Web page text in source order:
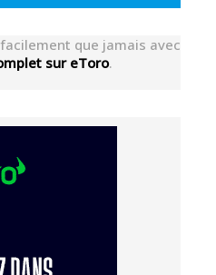
que jamais avec
sur eToro.